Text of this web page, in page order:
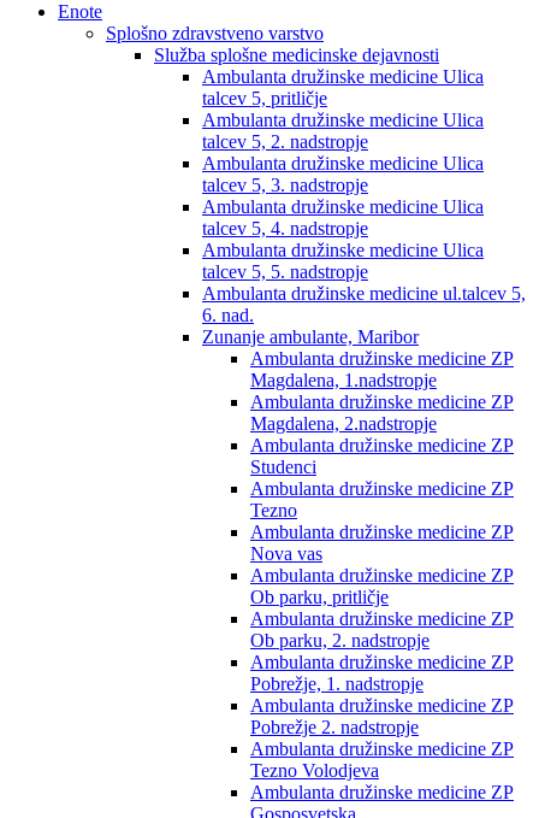
Enote
Splošno zdravstveno varstvo
Služba splošne medicinske dejavnosti
Ambulanta družinske medicine Ulica
talcev 5, pritličje
Ambulanta družinske medicine Ulica
talcev 5, 2. nadstropje
Ambulanta družinske medicine Ulica
talcev 5, 3. nadstropje
Ambulanta družinske medicine Ulica
talcev 5, 4. nadstropje
Ambulanta družinske medicine Ulica
talcev 5, 5. nadstropje
Ambulanta družinske medicine ul.talcev 5,
6. nad.
Zunanje ambulante, Maribor
Ambulanta družinske medicine ZP
Magdalena, 1.nadstropje
Ambulanta družinske medicine ZP
Magdalena, 2.nadstropje
Ambulanta družinske medicine ZP
Studenci
Ambulanta družinske medicine ZP
Tezno
Ambulanta družinske medicine ZP
Nova vas
Ambulanta družinske medicine ZP
Ob parku, pritličje
Ambulanta družinske medicine ZP
Ob parku, 2. nadstropje
Ambulanta družinske medicine ZP
Pobrežje, 1. nadstropje
Ambulanta družinske medicine ZP
Pobrežje 2. nadstropje
Ambulanta družinske medicine ZP
Tezno Volodjeva
Ambulanta družinske medicine ZP
Gosposvetska